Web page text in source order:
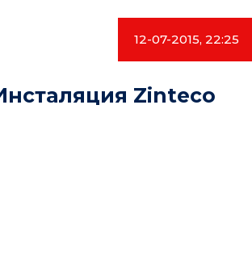
12-07-2015, 22:25
Zinteco